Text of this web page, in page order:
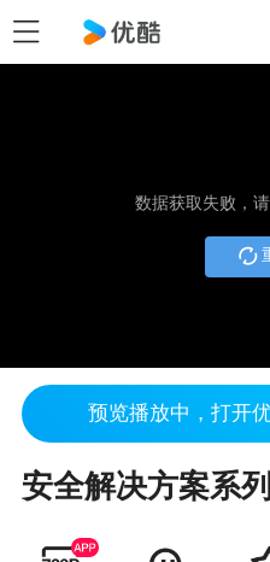
数据获取失败，
预览播放中，打开